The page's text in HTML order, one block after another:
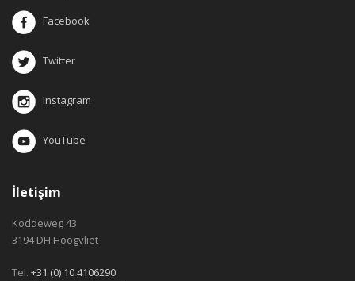
Facebook
Twitter
Instagram
YouTube
İletişim
Koddeweg 43
3194 DH Hoogvliet
Tel. +31 (0) 10 4106290